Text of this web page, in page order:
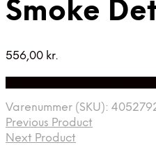
Smoke
556,00 kr.
Varenummer (SKU):
Previous Product
Next Product